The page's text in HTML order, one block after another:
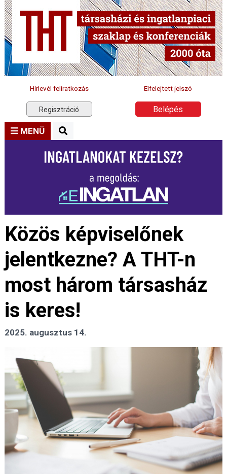
Hírlevél feliratkozás Elfelejtett jelszó
Regisztráció Belépés
MENÜ
Közös képviselőnek
jelentkezne? A THT-n
most három társasház
is keres!
2025. augusztus 14.